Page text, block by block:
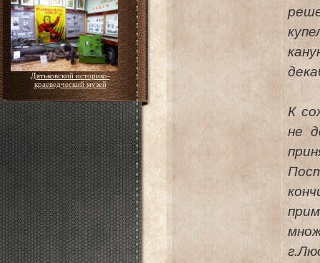
Дятьковский историко-
краеведческий музей
К
не